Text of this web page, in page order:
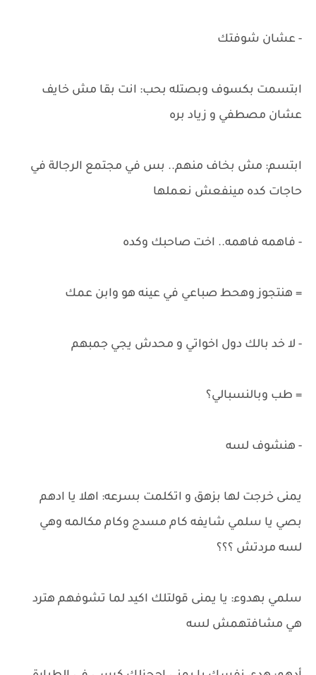
- عشان شوفتك
ابتسمت بكسوف وبصتله بحب: انت بقا مش خايف
عشان مصطفي و زياد بره
ابتسم: مش بخاف منهم.. بس في مجتمع الرجالة في
حاجات كده مينفعش نعملها
- فاهمه فاهمه.. اخت صاحبك وكده
= هنتجوز وهحط صباعي في عينه هو وابن عمك
- لا خد بالك دول اخواتي و محدش يجي جمبهم
= طب وبالنسبالي؟
- هنشوف لسه
يمنى خرجت لها بزهق و اتكلمت بسرعه: اهلا يا ادهم
بصي يا سلمي شايفه كام مسدج وكام مكالمه وهي
لسه مردتش ؟؟؟
سلمي بهدوء: يا يمنى قولتلك اكيد لما تشوفهم هترد
هي مشافتهمش لسه